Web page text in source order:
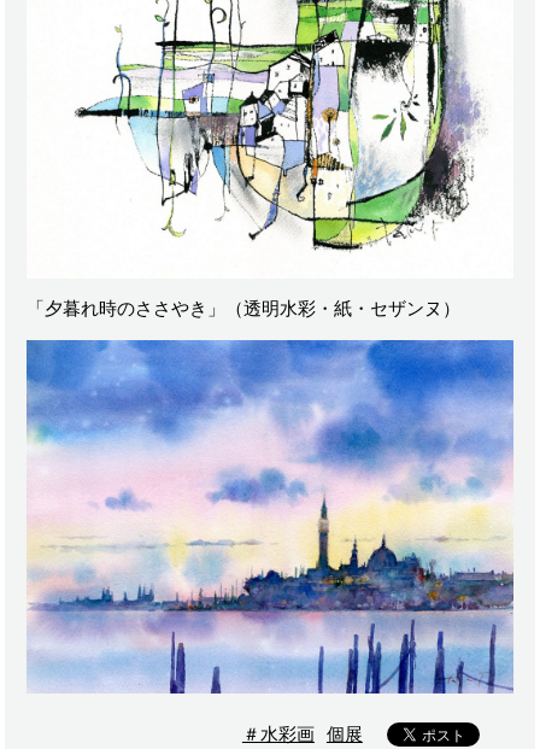
「夕暮れ時のささやき」（透明水彩・紙・セザンヌ）
＃水彩画 個展